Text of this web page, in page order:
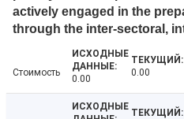
actively engaged in the
through the inter-sectoral,
Стоимость
0.00
0.00